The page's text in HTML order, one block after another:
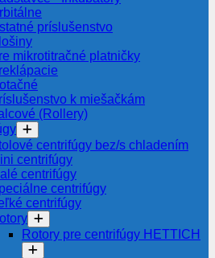
príslušenstvo
mikrotitračné platničky
k miešačkám
(Rollery)
centrifúgy bez/s chladením
centrifúgy
centrifúgy
centrifúgy
centrifúgy
Rotory pre centrifúgy HETTICH